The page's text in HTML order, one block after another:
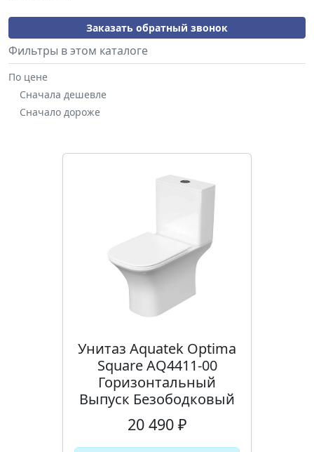
Заказать обратный звонок
Фильтры в этом каталоге
По цене
Сначала дешевле
Сначало дороже
Унитаз Aquatek Optima
Square AQ4411-00
Горизонтальный
Выпуск Безободковый
20 490 ₽